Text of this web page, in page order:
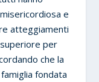
e
atteggiamenti
per
che la
fondata